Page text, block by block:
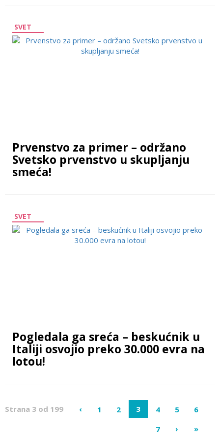
SVET
Prvenstvo za primer – održano
Svetsko prvenstvo u skupljanju
smeća!
SVET
Pogledala ga sreća – beskućnik u
Italiji osvojio preko 30.000 evra na
lotou!
Strana 3 od 199 ‹ 1 2 3 4 5
6
7
› »